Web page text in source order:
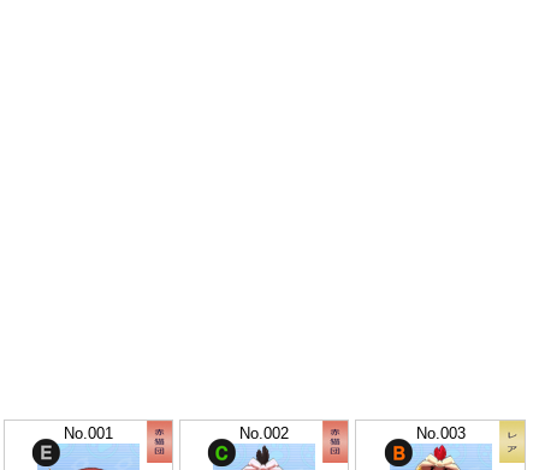
No.001 No.002 No.003